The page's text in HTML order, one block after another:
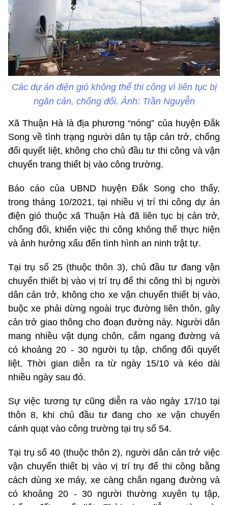
Các dự án điện gió không thể thi công vì liên tục bị
ngăn cản, chống đối. Ảnh: Trần Nguyễn
Xã Thuận Hà là địa phương “nóng” của huyện Đắk
Song về tình trạng người dân tụ tập cản trở, chống
đối quyết liệt, không cho chủ đầu tư thi công và vận
chuyển trang thiết bị vào công trường.
Báo cáo của UBND huyện Đắk Song cho thấy,
trong tháng 10/2021, tại nhiều vị trí thi công dự án
điện gió thuộc xã Thuận Hà đã liên tục bị cản trở,
chống đối, khiến việc thi công không thể thực hiện
và ảnh hưởng xấu đến tình hình an ninh trật tự.
Tại trụ số 25 (thuộc thôn 3), chủ đầu tư đang vận
chuyển thiết bị vào vị trí trụ để thi công thì bị người
dân cản trở, không cho xe vận chuyển thiết bị vào,
buộc xe phải dừng ngoài trục đường liên thôn, gây
cản trở giao thông cho đoạn đường này. Người dân
mang nhiều vật dụng chôn, cắm ngang đường và
có khoảng 20 - 30 người tụ tập, chống đối quyết
liệt. Thời gian diễn ra từ ngày 15/10 và kéo dài
nhiều ngày sau đó.
Sự việc tương tự cũng diễn ra vào ngày 17/10 tại
thôn 8, khi chủ đầu tư đang cho xe vận chuyển
cánh quạt vào công trường tại trụ số 54.
Tại trụ số 40 (thuộc thôn 2), người dân cản trở việc
vận chuyển thiết bị vào vị trí trụ để thi công bằng
cách dùng xe máy, xe càng chắn ngang đường và
có khoảng 20 - 30 người thường xuyên tụ tập,